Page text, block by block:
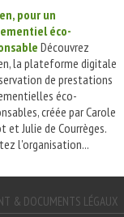
pour un
éco-
Découvrez
la plateforme digitale
de prestations
éco-
créée par Carole
et Julie de Courrèges.
l'organisation...
& DOCUMENTS LÉGAUX